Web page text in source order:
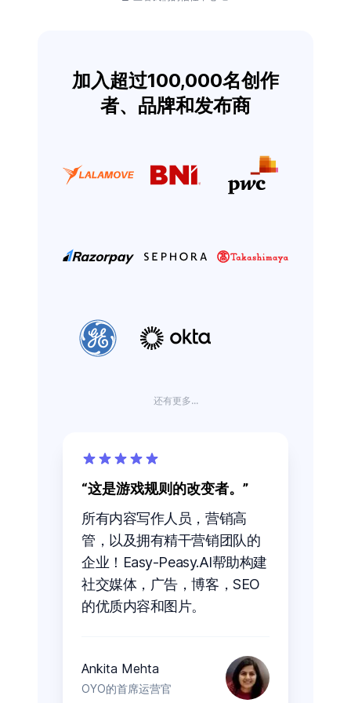
加入超过100,000名创作
者、品牌和发布商
还有更多...
这是游戏规则的改变者。
所有内容写作人员，营销高
管，以及拥有精干营销团队的
企业！Easy-Peasy.AI帮助构建
社交媒体，广告，博客，SEO
的优质内容和图片。
Ankita Mehta
OYO的首席运营官